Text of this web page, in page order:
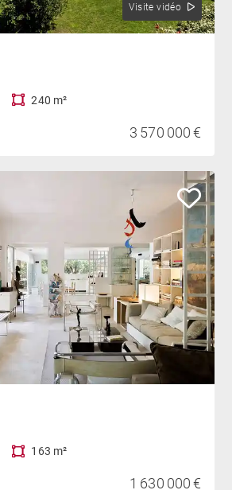
Visite vidéo
240 m²
3 570 000 €
163 m²
1 630 000 €